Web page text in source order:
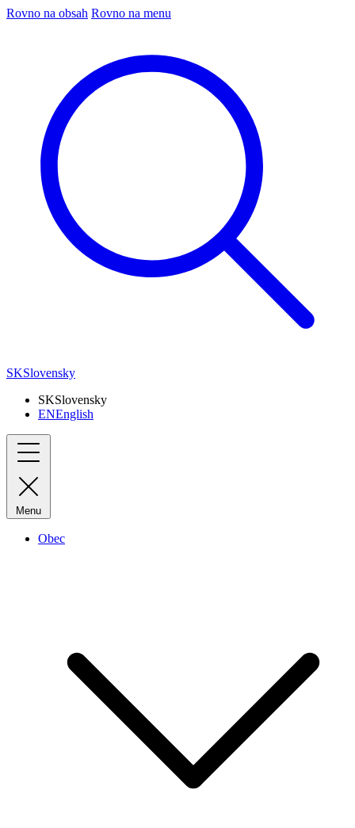
Rovno na obsah Rovno na menu
SKSlovensky
SKSlovensky
ENEnglish
Menu
Obec